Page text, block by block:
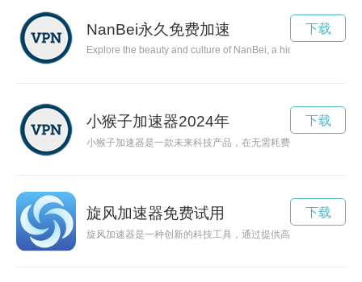
NanBei永久免费加速
Explore the beauty and culture of NanBei, a hidden gem in
下载
小猴子加速器2024年
小猴子加速器是一款未来科技产品，在无需耗费任何能源的前
下载
旋风加速器免费试用
旋风加速器是一种创新的科技工具，通过提供高速、高效的能
下载